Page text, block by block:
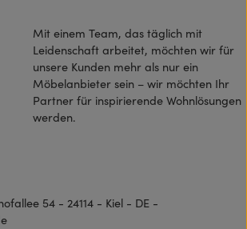
Mit einem Team, das täglich mit
Leidenschaft arbeitet, möchten wir für
unsere Kunden mehr als nur ein
Möbelanbieter sein – wir möchten Ihr
Partner für inspirierende Wohnlösungen
werden.
54 - 24114 - Kiel - DE -